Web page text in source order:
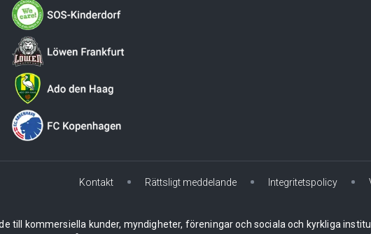
Kontakt Rättsligt meddelande Integritetspolicy
till kommersiella kunder, myndigheter, föreningar och sociala och kyrkliga